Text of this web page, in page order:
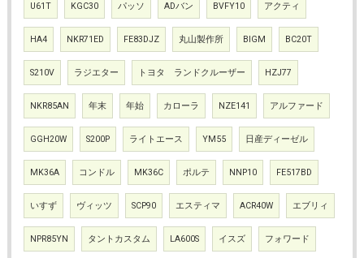
U61T KGC30 パッソ ADバン BVFY10 アクティ
HA4 NKR71ED FE83DJZ 丸山製作所 BIGM BC20T
S210V ラジエター トヨタ ランドクルーザー HZJ77
NKR85AN 年末 年始 カローラ NZE141 アルファード
GGH20W S200P ライトエース YM55 日産ディーゼル
MK36A コンドル MK36C ポルテ NNP10 FE517BD
いすず ヴィッツ SCP90 エスティマ ACR40W エブリィ
NPR85YN タントカスタム LA600S イスズ フォワード